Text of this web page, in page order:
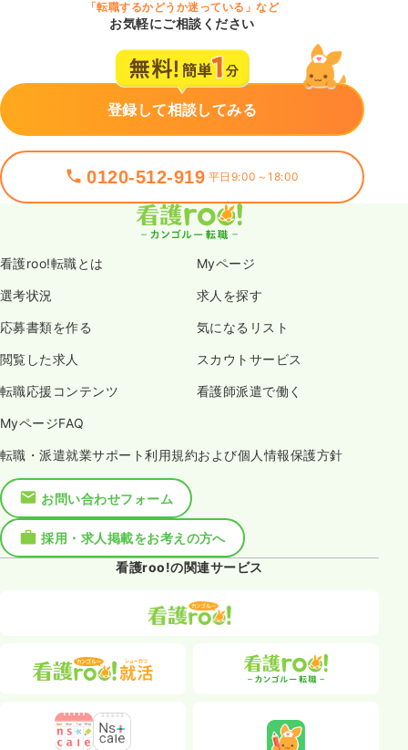
「転職するかどうか迷っている」など
お気軽にご相談ください
登録して相談してみる
0120-512-919 平日9:00～18:00
看護roo!転職とは Myページ
選考状況 求人を探す
応募書類を作る 気になるリスト
閲覧した求人 スカウトサービス
転職応援コンテンツ 看護師派遣で働く
MyページFAQ
転職・派遣就業サポート利用規約および個人情報保護方針
お問い合わせフォーム
採用・求人掲載をお考えの方へ
看護roo!の関連サービス